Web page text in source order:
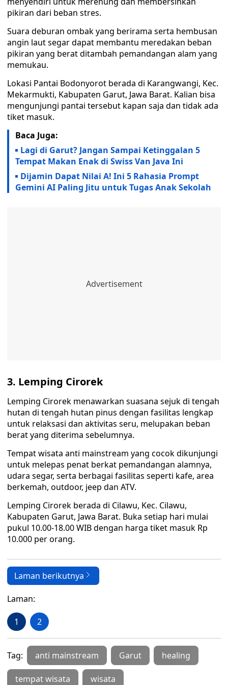
pikiran dari beban stres.
Suara deburan ombak yang berirama serta hembusan
angin laut segar dapat membantu meredakan beban
pikiran yang berat ditambah pemandangan alam yang
memukau.
Lokasi Pantai Bodonyorot berada di Karangwangi, Kec.
Mekarmukti, Kabupaten Garut, Jawa Barat. Kalian bisa
mengunjungi pantai tersebut kapan saja dan tidak ada
tiket masuk.
Baca Juga:
Lagi di Garut? Jangan Sampai Ketinggalan 5
Tempat Makan Enak di Swiss Van Java Ini
Dijamin Dapat Nilai A! Ini 5 Rahasia Prompt
Gemini AI Paling Jitu untuk Tugas Anak Sekolah
3. Lemping Cirorek
Lemping Cirorek menawarkan suasana sejuk di tengah
hutan di tengah hutan pinus dengan fasilitas lengkap
untuk relaksasi dan aktivitas seru, melupakan beban
berat yang diterima sebelumnya.
Tempat wisata anti mainstream yang cocok dikunjungi
untuk melepas penat berkat pemandangan alamnya,
udara segar, serta berbagai fasilitas seperti kafe, area
berkemah, outdoor, jeep dan ATV.
Lemping Cirorek berada di Cilawu, Kec. Cilawu,
Kabupaten Garut, Jawa Barat. Buka setiap hari mulai
pukul 10.00-18.00 WIB dengan harga tiket masuk Rp
10.000 per orang.
Laman berikutnya
Laman:
1 2
Tag: anti mainstream Garut healing
tempat wisata wisata